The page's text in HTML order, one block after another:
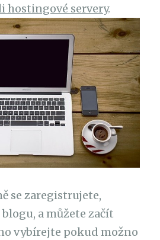
hostingové servery.
se zaregistrujete,
a můžete začít
vybírejte pokud možno